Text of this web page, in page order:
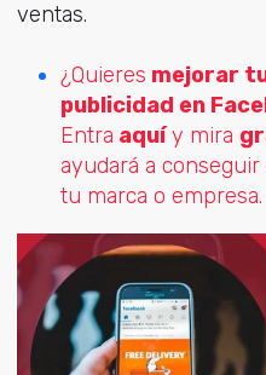
ventas.
¿Quieres mejorar
publicidad en
Entra aquíy mira
ayudará a
tu marca o empresa.